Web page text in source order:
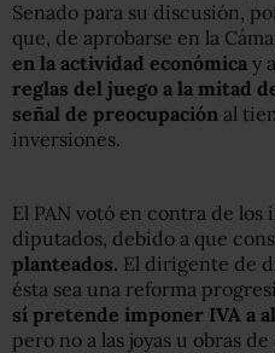
Senado para su discusión,
que, de aprobarse en la
en la actividad económica y
reglas del juego a la mitad
señal de preocupación al
inversiones.
El PAN votó en contra de
diputados, debido a que
planteados. El dirigente de
ésta sea una reforma
sí pretende imponer IVA a
pero no a las joyas u obras de